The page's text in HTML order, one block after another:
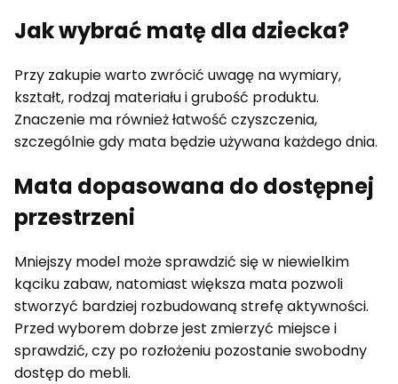
Jak wybrać matę dla dziecka?
Przy zakupie warto zwrócić uwagę na wymiary,
kształt, rodzaj materiału i grubość produktu.
Znaczenie ma również łatwość czyszczenia,
szczególnie gdy mata będzie używana każdego dnia.
Mata dopasowana do dostępnej
przestrzeni
Mniejszy model może sprawdzić się w niewielkim
kąciku zabaw, natomiast większa mata pozwoli
stworzyć bardziej rozbudowaną strefę aktywności.
Przed wyborem dobrze jest zmierzyć miejsce i
sprawdzić, czy po rozłożeniu pozostanie swobodny
dostęp do mebli.